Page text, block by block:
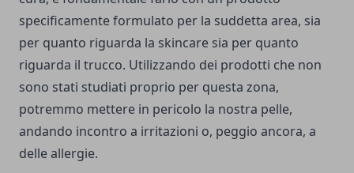
specificamente formulato per la suddetta area, sia
per quanto riguarda la skincare sia per quanto
riguarda il trucco. Utilizzando dei prodotti che non
sono stati studiati proprio per questa zona,
potremmo mettere in pericolo la nostra pelle,
andando incontro a irritazioni o, peggio ancora, a
delle allergie.